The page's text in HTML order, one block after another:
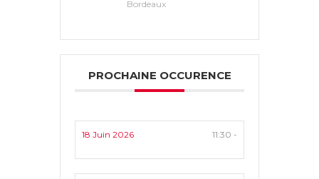
Bordeaux
PROCHAINE OCCURENCE
18 Juin 2026 11:30 -